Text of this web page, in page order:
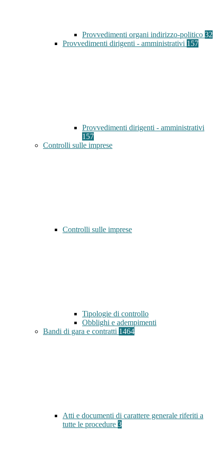
Provvedimenti organi indirizzo-politico 32
Provvedimenti dirigenti - amministrativi 157
Provvedimenti dirigenti - amministrativi
157
Controlli sulle imprese
Controlli sulle imprese
Tipologie di controllo
Obblighi e adempimenti
Bandi di gara e contratti 1464
Atti e documenti di carattere generale riferiti a
tutte le procedure 3